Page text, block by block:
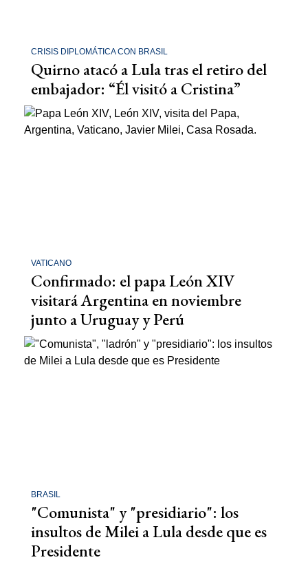
CRISIS DIPLOMÁTICA CON BRASIL
Quirno atacó a Lula tras el retiro del
embajador: “Él visitó a Cristina”
VATICANO
Confirmado: el papa León XIV
visitará Argentina en noviembre
junto a Uruguay y Perú
BRASIL
"Comunista" y "presidiario": los
insultos de Milei a Lula desde que es
Presidente